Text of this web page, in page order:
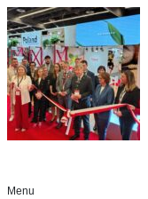
Menu